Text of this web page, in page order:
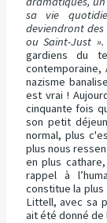
sa vie
deviendront
ou Saint-Just ».
gardiens du
nazisme
est vrai !
cinquante fois
son petit
normal, plus
plus nous
en plus
rappel à
constitue la plus
Littell, avec sa
ait été donné de